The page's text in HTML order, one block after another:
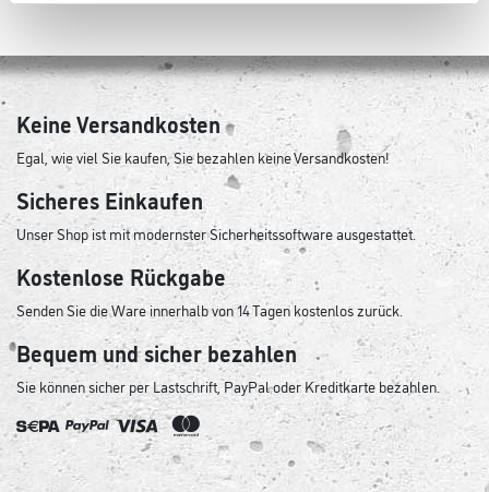
Keine Versandkosten
Egal, wie viel Sie kaufen, Sie bezahlen keine Versandkosten!
Sicheres Einkaufen
Unser Shop ist mit modernster Sicherheitssoftware ausgestattet.
Kostenlose Rückgabe
Senden Sie die Ware innerhalb von 14 Tagen kostenlos zurück.
Bequem und sicher bezahlen
Sie können sicher per Lastschrift, PayPal oder Kreditkarte bezahlen.